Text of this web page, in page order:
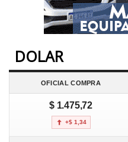
DOLAR
OFICIAL COMPRA
$ 1.475,72
+$ 1,34